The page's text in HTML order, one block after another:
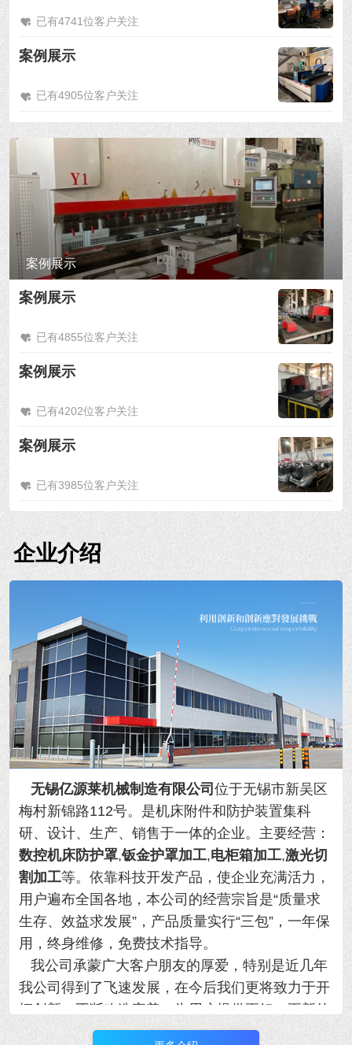
已有4741位客户关注
案例展示
已有4905位客户关注
案例展示
案例展示
已有4855位客户关注
案例展示
已有4202位客户关注
案例展示
已有3985位客户关注
企业介绍
无锡亿源莱机械制造有限公司 位于无锡市新吴区
梅村新锦路112号。是机床附件和防护装置集科
研、设计、生产、销售于一体的企业。主要经营：
数控机床防护罩,钣金护罩加工,电柜箱加工,激光切
割加工等。依靠科技开发产品，使企业充满活力，
用户遍布全国各地，本公司的经营宗旨是“质量求
生存、效益求发展”，产品质量实行“三包”，一年保
用，终身维修，免费技术指导。
我公司承蒙广大客户朋友的厚爱，特别是近几年
我公司得到了飞速发展，在今后我们更将致力于开
拓创新、不断改造完善，为用户提供更好、更新的
现代化产品，并将通过完善的售后服务网络和便捷